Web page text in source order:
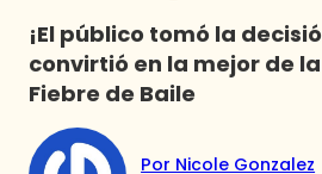
¡El público tomó la
convirtió en la mejor de
Fiebre de Baile
Por Nicole Gonzalez